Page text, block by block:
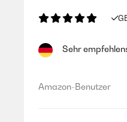
Sehr
Amazon-Benutzer